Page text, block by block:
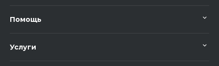
Помощь
Услуги